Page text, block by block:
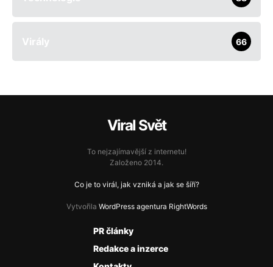
Virály 66
Viral Svět
To nejzajímavější z internetu!
Založeno 2014.
Co je to virál, jak vzniká a jak se šíří?
Vytvořila WordPress agentura RightWords
PR články
Redakce a inzerce